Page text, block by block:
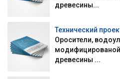
древесины...
Технический
Оросители,
древесины ...